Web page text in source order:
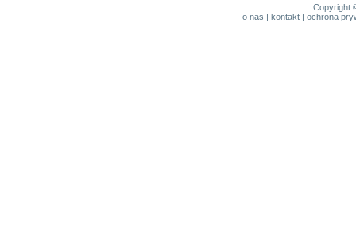
Copyright
o nas | kontakt| ochrona